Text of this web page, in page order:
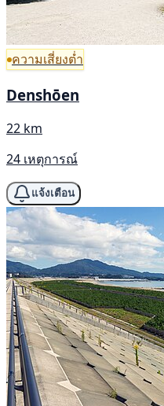
ความเสี่ยงต่ำ
Denshōen
22 km
24 เหตุการณ์
แจ้งเตือน